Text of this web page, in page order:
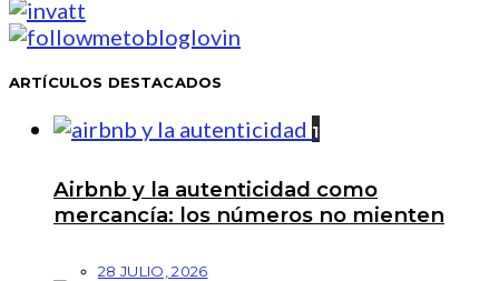
ARTÍCULOS DESTACADOS
1
Airbnb y la autenticidad como
mercancía: los números no mienten
28 JULIO, 2026